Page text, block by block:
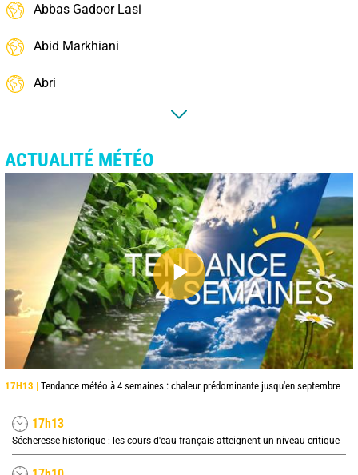
Abbas Gadoor Lasi
Abid Markhiani
Abri
ACTUALITÉ MÉTÉO
17H13 | Tendance météo à 4 semaines : chaleur prédominante jusqu'en septembre
17h13
Sécheresse historique : les cours d'eau français atteignent un niveau critique